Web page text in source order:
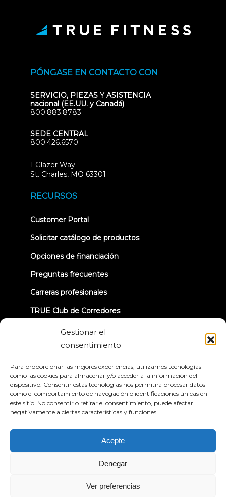
Gestionar el
consentimiento
Para proporcionar las mejores experiencias, utilizamos tecnologías
como las cookies para almacenar y/o acceder a la información del
dispositivo. Consentir estas tecnologías nos permitirá procesar datos
como el comportamiento de navegación o identificaciones únicas en
este sitio. No consentir o retirar el consentimiento, puede afectar
negativamente a ciertas características y funciones.
Acepte
Denegar
Ver preferencias
PÓNGASE EN CONTACTO CON
SERVICIO, PIEZAS Y ASISTENCIA
nacional (EE.UU. y Canadá)
800.883.8783
SEDE CENTRAL
800.426.6570
1 Glazer Way
St. Charles, MO 63301
RECURSOS
Customer Portal(opens
new
Solicitar catálogo de productos
Opciones de financiación
Preguntas frecuentes
Carreras profesionales
TRUE Club de Corredores
Información sobre la retirada
© 2026 True Fitness. All Rights Reserved
Política de privacidad
Condiciones generales
Declaración de accesibilidad